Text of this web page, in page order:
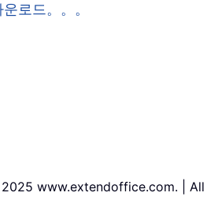
로드。。。
www.extendoffice.com. | All